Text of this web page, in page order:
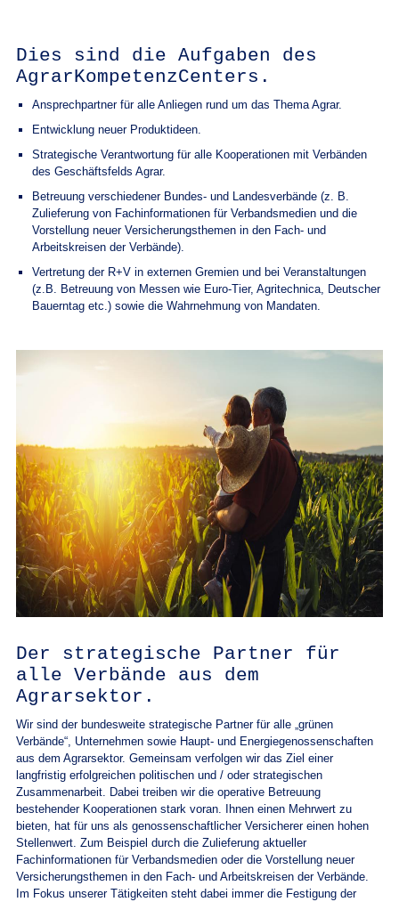
Dies sind die Aufgaben des
AgrarKompetenzCenters.
Ansprechpartner für alle Anliegen rund um das Thema Agrar.
Entwicklung neuer Produktideen.
Strategische Verantwortung für alle Kooperationen mit Verbänden
des Geschäftsfelds Agrar.
Betreuung verschiedener Bundes- und Landesverbände (z. B.
Zulieferung von Fachinformationen für Verbandsmedien und die
Vorstellung neuer Versicherungsthemen in den Fach- und
Arbeitskreisen der Verbände).
Vertretung der R+V in externen Gremien und bei Veranstaltungen
(z.B. Betreuung von Messen wie Euro-Tier, Agritechnica, Deutscher
Bauerntag etc.) sowie die Wahrnehmung von Mandaten.
Der strategische Partner für
alle Verbände aus dem
Agrarsektor.
Wir sind der bundesweite strategische Partner für alle „grünen
Verbände“, Unternehmen sowie Haupt- und Energiegenossenschaften
aus dem Agrarsektor. Gemeinsam verfolgen wir das Ziel einer
langfristig erfolgreichen politischen und / oder strategischen
Zusammenarbeit. Dabei treiben wir die operative Betreuung
bestehender Kooperationen stark voran. Ihnen einen Mehrwert zu
bieten, hat für uns als genossenschaftlicher Versicherer einen hohen
Stellenwert. Zum Beispiel durch die Zulieferung aktueller
Fachinformationen für Verbandsmedien oder die Vorstellung neuer
Versicherungsthemen in den Fach- und Arbeitskreisen der Verbände.
Im Fokus unserer Tätigkeiten steht dabei immer die Festigung der